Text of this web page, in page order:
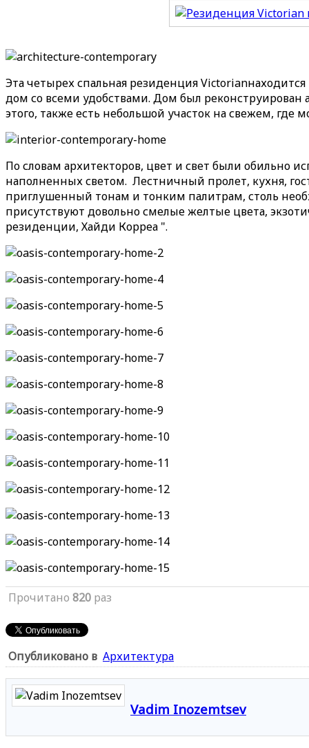
Эта четырех спальная резиденция
дом со всеми удобствами. Дом был реконструирован
этого, также есть небольшой участок на свежем, где
По словам архитекторов, цвет и свет были обильно
наполненных светом. Лестничный пролет, кухня,
приглушенный тонам и тонким палитрам, столь
присутствуют довольно смелые желтые цвета,
резиденции, Хайди Корреа ".
Прочитано 820 раз
Опубликовано в Архитектура
Vadim Inozemtsev